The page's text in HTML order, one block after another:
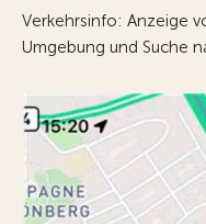
Verkehrsinfo: Anzeige
Umgebung und Suche